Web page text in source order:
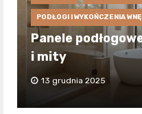
PODŁOGI I WYKOŃCZENIA
Panele
i mity
13 grudnia 2025